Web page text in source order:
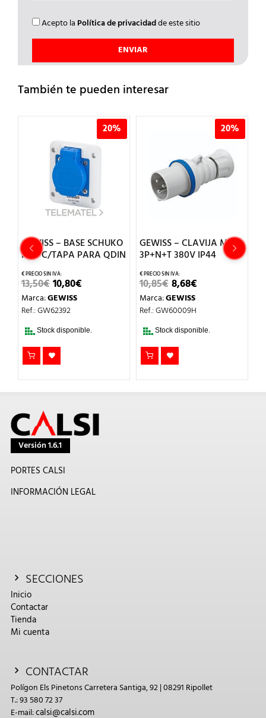
Acepto la Política de privacidadde este sitio
También te pueden interesar
20%
GEWISS – BASE SCHUKO
IP54 C/TAPA PARA QDIN
13,50€EL
PRECIO
ORIGINAL
ERA:
10,80€
Marca:GEWISS
Ref.: GW62392
Stock disponible.
20%
GEWISS – CLAVIJA M 16A
3P+N+T 380V IP44
10,85€EL
PRECIO
ORIGINAL
ERA:
8,68€
Marca:GEWISS
Ref.: GW60009H
Stock disponible.
Versión 1.6.1
PORTES CALSI
INFORMACIÓN LEGAL
SECCIONES
Inicio
Contactar
Tienda
Mi cuenta
CONTACTAR
Polígon Els Pinetons Carretera Santiga, 92 | 08291 Ripollet
T.: 93 580 72 37
E-mail:calsi@calsi.com